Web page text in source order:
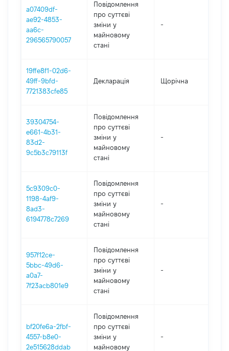
a07409df-
ae92-4853-
aa6c-
296565790057
Повідомлення
про суттєві
зміни y
майновому
стані
-
19ffe8f1-02d6-
49ff-9bfd-
7721383cfe85
Декларація Щорічна
39304754-
e661-4b31-
83d2-
9c5b3c79113f
Повідомлення
про суттєві
зміни y
майновому
стані
-
5c9309c0-
1198-4af9-
8ad3-
6194778c7269
Повідомлення
про суттєві
зміни y
майновому
стані
-
957f12ce-
5bbc-49d6-
a0a7-
7f23acb801e9
Повідомлення
про суттєві
зміни y
майновому
стані
-
bf20fe6a-2fbf-
4557-b8e0-
2e515628ddab
Повідомлення
про суттєві
зміни y
майновому
-